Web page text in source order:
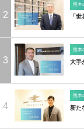
2
熊本
「
3
熊本
大手
4
熊本
新た